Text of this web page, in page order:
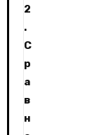
2
.
С
р
а
в
н